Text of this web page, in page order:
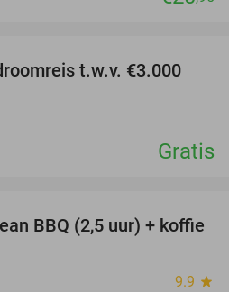
t.w.v. €3.000
Gratis
26%
BBQ (2,5 uur) + koffie
9.9 star